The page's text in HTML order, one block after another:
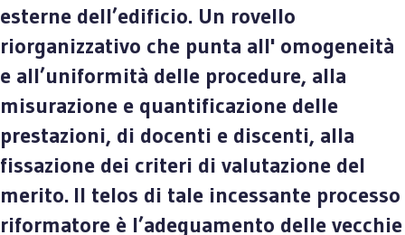
esterne dell’edificio. Un rovello
riorganizzativo che punta all' omogeneità
e all’uniformità delle procedure, alla
misurazione e quantificazione delle
prestazioni, di docenti e discenti, alla
fissazione dei criteri di valutazione del
merito. Il telos di tale incessante processo
riformatore è l’adeguamento delle vecchie